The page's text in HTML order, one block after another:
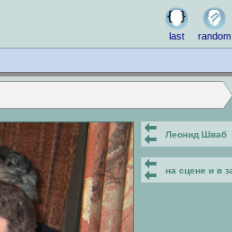
last random
Леонид Шваб
на сцене и в